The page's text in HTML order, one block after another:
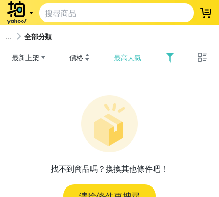
登
全部分類
最新上架 價格 最高人氣
找不到商品嗎？換換其他條件吧！